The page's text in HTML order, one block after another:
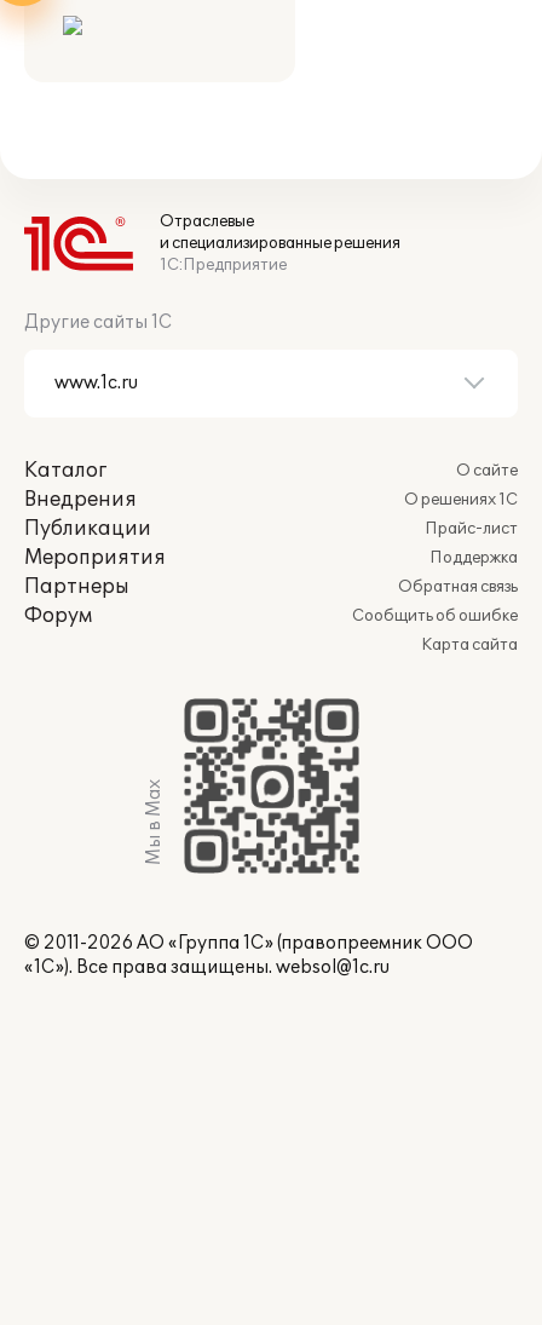
Отраслевые
и специализированные решения
1С:Предприятие
Другие сайты 1С
Каталог
Внедрения
Публикации
Мероприятия
Партнеры
Форум
О сайте
О решениях 1С
Прайс-лист
Поддержка
Обратная связь
Сообщить об ошибке
Карта сайта
Мы в Max
© 2011-2026 АО «Группа 1С» (правопреемник ООО
«1С»). Все права защищены. websol@1c.ru